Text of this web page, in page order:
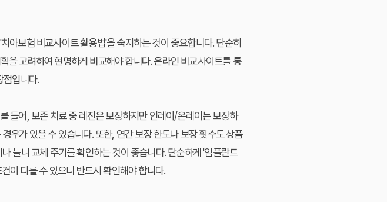
아보험 비교사이트 활용법'을 숙지하는 것이 중요합니다. 단순히
을 고려하여 현명하게 비교해야 합니다. 온라인 비교사이트를 통
점입니다.
들어, 보존 치료 중 레진은 보장하지만 인레이/온레이는 보장하
우가 있을 수 있습니다. 또한, 연간 보장 한도나 보장 횟수도 상품
틀니 교체 주기를 확인하는 것이 좋습니다. 단순하게 '임플란트
이 다를 수 있으니 반드시 확인해야 합니다.